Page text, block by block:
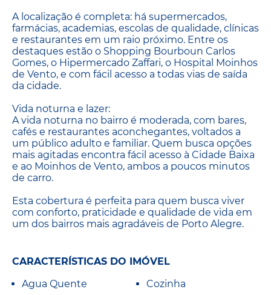
A localização é completa: há supermercados,
farmácias, academias, escolas de qualidade, clínicas
e restaurantes em um raio próximo. Entre os
destaques estão o Shopping Bourboun Carlos
Gomes, o Hipermercado Zaffari, o Hospital Moinhos
de Vento, e com fácil acesso a todas vias de saída
da cidade.
Vida noturna e lazer:
A vida noturna no bairro é moderada, com bares,
cafés e restaurantes aconchegantes, voltados a
um público adulto e familiar. Quem busca opções
mais agitadas encontra fácil acesso à Cidade Baixa
e ao Moinhos de Vento, ambos a poucos minutos
de carro.
Esta cobertura é perfeita para quem busca viver
com conforto, praticidade e qualidade de vida em
um dos bairros mais agradáveis de Porto Alegre.
CARACTERÍSTICAS DO IMÓVEL
Agua Quente
Cozinha